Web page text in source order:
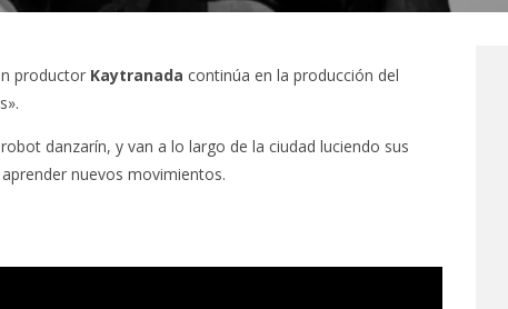
productor Kaytranada continúa en la producción del
danzarín, y van a lo largo de la ciudad luciendo sus
nuevos movimientos.